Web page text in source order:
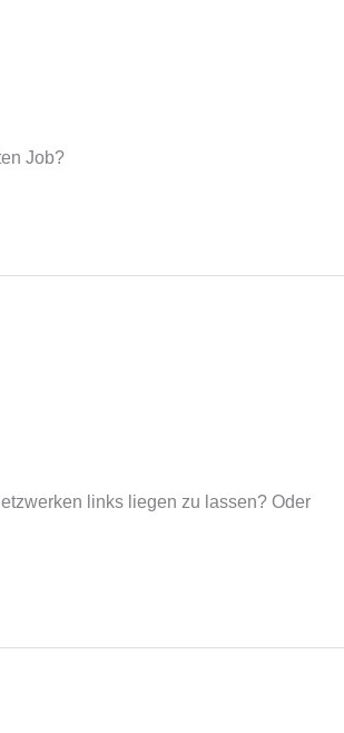
Job?
links liegen zu lassen? Oder